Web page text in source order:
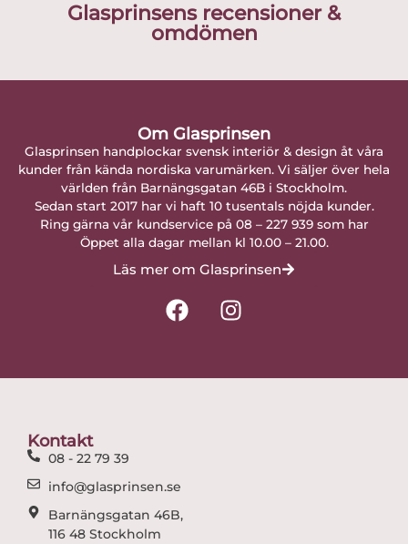
Glasprinsens recensioner &
omdömen
Om Glasprinsen
Glasprinsen handplockar svensk interiör & design åt våra
kunder från kända nordiska varumärken. Vi säljer över hela
världen från Barnängsgatan 46B i Stockholm.
Sedan start 2017 har vi haft 10 tusentals nöjda kunder.
Ring gärna vår kundservice på 08 – 227 939 som har
Öppet alla dagar mellan kl 10.00 – 21.00.
Läs mer om Glasprinsen
F
a
I
n
Kontakt
08 - 22 79 39
info@glasprinsen.se
Barnängsgatan 46B,
116 48 Stockholm